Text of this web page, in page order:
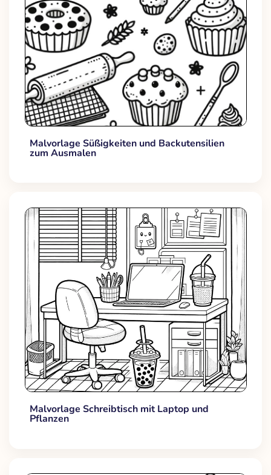
Malvorlage Süßigkeiten und Backutensilien
zum Ausmalen
Malvorlage Schreibtisch mit Laptop und
Pflanzen